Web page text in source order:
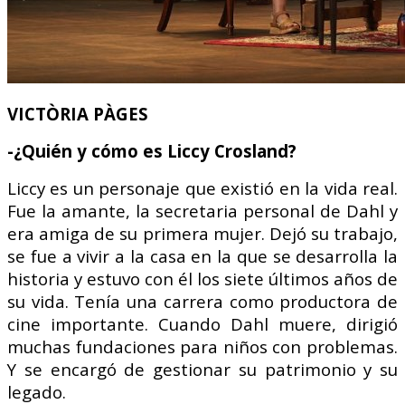
VICTÒRIA PÀGES
-¿Quién y cómo es Liccy Crosland?
Liccy es un personaje que existió en la vida real.
Fue la amante, la secretaria personal de Dahl y
era amiga de su primera mujer. Dejó su trabajo,
se fue a vivir a la casa en la que se desarrolla la
historia y estuvo con él los siete últimos años de
su vida. Tenía una carrera como productora de
cine importante. Cuando Dahl muere, dirigió
muchas fundaciones para niños con problemas.
Y se encargó de gestionar su patrimonio y su
legado.